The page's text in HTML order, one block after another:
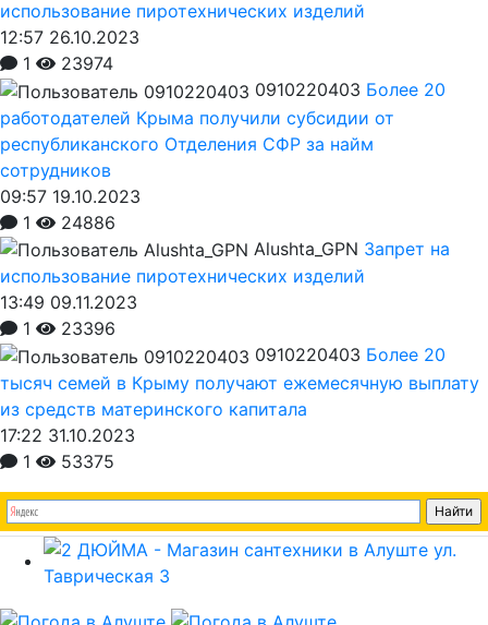
использование пиротехнических изделий
12:57 26.10.2023
1
23974
0910220403 Более 20
работодателей Крыма получили субсидии от
республиканского Отделения СФР за найм
сотрудников
09:57 19.10.2023
1
24886
Alushta_GPN Запрет на
использование пиротехнических изделий
13:49 09.11.2023
1
23396
0910220403 Более 20
тысяч семей в Крыму получают ежемесячную выплату
из средств материнского капитала
17:22 31.10.2023
1
53375